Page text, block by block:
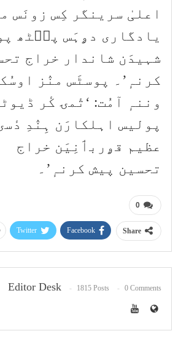
اعلیٰ سرینگر کِس زونَس
یادگاری دۄہَس پٮ۪ٹھ
شہیدَن شاندار خراج
کرنہٕ’۔ پوسٹَس منٛز
وننہٕ آمُت: ‘تٔمۍ کٔر
پولیس اہلکارَن ہِنٛدِ
عظیم قۄربٲنِیَن خراج
تحسین پیش کرنہٕ’۔
0
Share
Facebook
Twitter
Editor Desk 1815 Posts 0 Comments